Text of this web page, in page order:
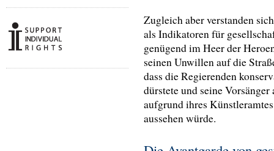
Zugleich aber verstanden
als Indikatoren für
genügend im Heer der
seinen Unwillen auf die
dass die Regierenden
dürstete und seine
aufgrund ihres
aussehen würde.